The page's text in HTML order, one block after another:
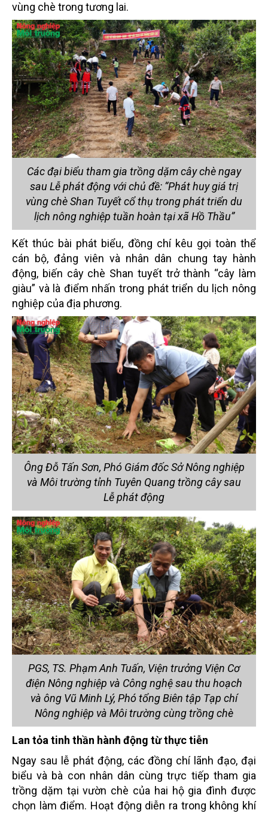
vùng chè trong tương lai.
Các đại biểu tham gia trồng dặm cây chè ngay
sau Lễ phát động với chủ đề: “Phát huy giá trị
vùng chè Shan Tuyết cổ thụ trong phát triển du
lịch nông nghiệp tuần hoàn tại xã Hồ Thầu”
Kết thúc bài phát biểu, đồng chí kêu gọi toàn thể
cán bộ, đảng viên và nhân dân chung tay hành
động, biến cây chè Shan tuyết trở thành “cây làm
giàu” và là điểm nhấn trong phát triển du lịch nông
nghiệp của địa phương.
Ông Đỗ Tấn Sơn, Phó Giám đốc Sở Nông nghiệp
và Môi trường tỉnh Tuyên Quang trồng cây sau
Lễ phát động
PGS, TS. Phạm Anh Tuấn, Viện trưởng Viện Cơ
điện Nông nghiệp và Công nghệ sau thu hoạch
và ông Vũ Minh Lý, Phó tổng Biên tập Tạp chí
Nông nghiệp và Môi trường cùng trồng chè
Lan tỏa tinh thần hành động từ thực tiễn
Ngay sau lễ phát động, các đồng chí lãnh đạo, đại
biểu và bà con nhân dân cùng trực tiếp tham gia
trồng dặm tại vườn chè của hai hộ gia đình được
chọn làm điểm. Hoạt động diễn ra trong không khí